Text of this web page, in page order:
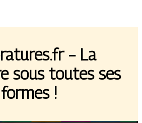
– La
sous toutes ses
formes !